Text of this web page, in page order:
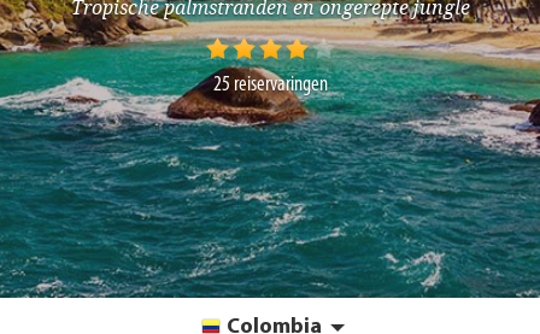
Tropische palmstranden en ongerepte jungle
25 reiservaringen
Colombia